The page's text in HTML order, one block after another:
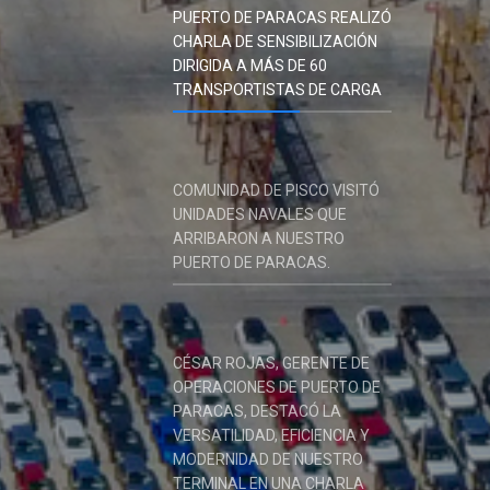
PUERTO DE PARACAS REALIZÓ
CHARLA DE SENSIBILIZACIÓN
DIRIGIDA A MÁS DE 60
TRANSPORTISTAS DE CARGA
COMUNIDAD DE PISCO VISITÓ
UNIDADES NAVALES QUE
ARRIBARON A NUESTRO
PUERTO DE PARACAS.
CÉSAR ROJAS, GERENTE DE
OPERACIONES DE PUERTO DE
PARACAS, DESTACÓ LA
VERSATILIDAD, EFICIENCIA Y
MODERNIDAD DE NUESTRO
TERMINAL EN UNA CHARLA